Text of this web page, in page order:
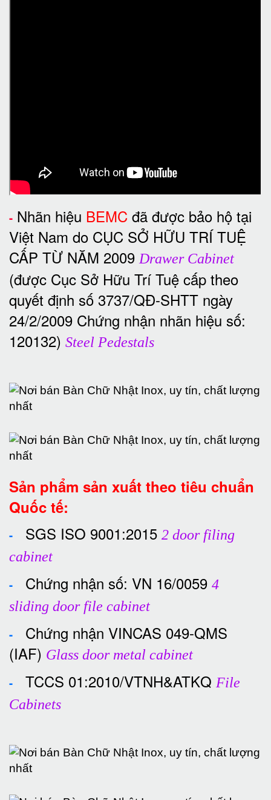
- Nhãn hiệu BEMC đã được bảo hộ tại
Việt Nam do CỤC SỞ HỮU TRÍ TUỆ
CẤP TỪ NĂM 2009Drawer Cabinet
(được Cục Sở Hữu Trí Tuệ cấp theo
quyết định số 3737/QĐ-SHTT ngày
24/2/2009 Chứng nhận nhãn hiệu số:
120132) Steel Pedestals
Sản phẩm sản xuất theo tiêu chuẩn
Quốc tế:
- SGS ISO 9001:2015 2 door filing
cabinet
- Chứng nhận số: VN 16/0059 4
sliding door file cabinet
-
Chứng nhận VINCAS 049-QMS
(IAF) Glass door metal cabinet
- TCCS 01:2010/VTNH&ATKQ File
Cabinets